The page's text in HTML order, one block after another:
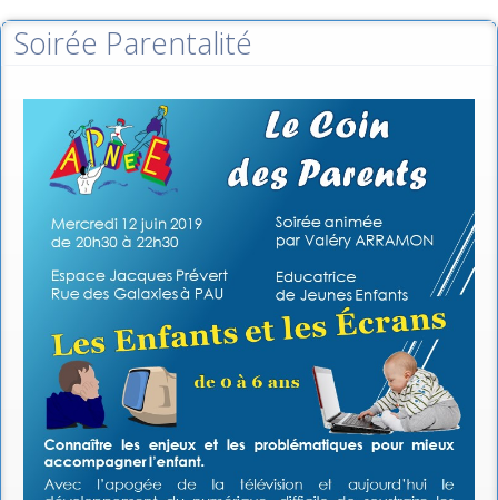
Soirée Parentalité